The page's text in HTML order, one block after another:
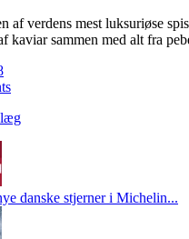
af verdens mest luksuriøse
kaviar sammen med alt fra
danske stjerner i Michelin...